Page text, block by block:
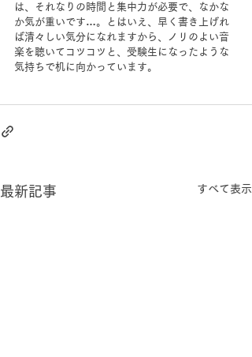
は、それなりの時間と集中力が必要で、なかな
か気が重いです…。とはいえ、早く書き上げれ
ば清々しい気分になれますから、ノリのよい音
楽を聴いてコツコツと、受験生になったような
気持ちで机に向かっています。
最新記事 すべて表示